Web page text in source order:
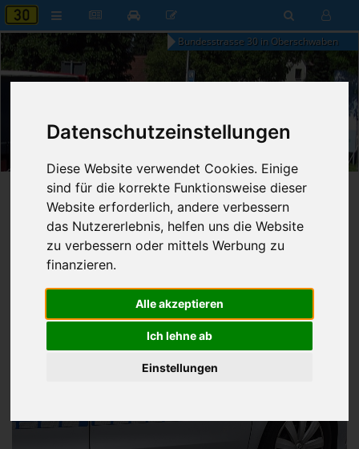
Datenschutzeinstellungen
Diese Website verwendet Cookies. Einige
sind für die korrekte Funktionsweise dieser
Website erforderlich, andere verbessern
das Nutzererlebnis, helfen uns die Website
zu verbessern oder mittels Werbung zu
finanzieren.
Alle akzeptieren
Ich lehne ab
Einstellungen
Bundesstrasse 30 in Oberschwaben
07:55
Startseite» B30 aktuell»Nachrichten
20.07.2023 - 21:57 Uhr
Franz Fischer
Nr. 8333
696
Fahrerin bei Unfall verletzt